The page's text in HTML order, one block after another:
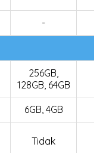
-
256GB,
128GB, 64GB
6GB, 4GB
Tidak